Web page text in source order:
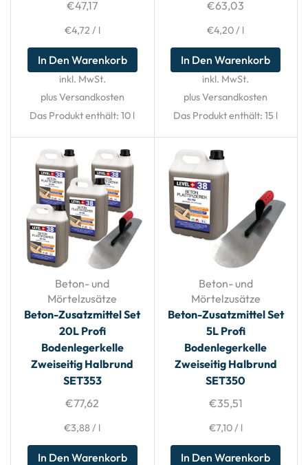
€47,17
€4,72 / l
In Den Warenkorb
inkl. MwSt.
plus Versandkosten
Das Produkt enthält: 10 l
€63,03
€4,20/ l
In Den Warenkorb
inkl. MwSt.
plus Versandkosten
Das Produkt enthält: 15 l
Beton- und
Mörtelzusätze
Beton-Zusatzmittel Set
20L Profi
Bodenlegerkelle
Zweiseitig Halbrund
SET353
€77,62
€3,88/ l
In Den Warenkorb
Beton- und
Mörtelzusätze
Beton-Zusatzmittel Set
5L Profi
Bodenlegerkelle
Zweiseitig Halbrund
SET350
€35,51
€7,10/ l
In Den Warenkorb